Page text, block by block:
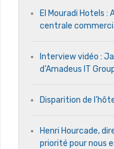
El Mouradi Hotels
centrale
Interview vidéo :
d’Amadeus IT
Disparition de
Henri Hourcade,
priorité pour nous